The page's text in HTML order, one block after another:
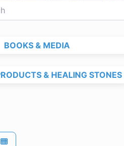
BOOKS & MEDIA
& HEALING STONES